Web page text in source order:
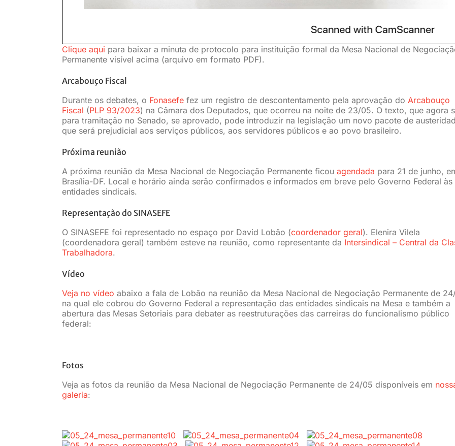
Clique aqui para baixar a minuta de protocolo para instituição formal da Mesa Nacional de
Permanente visível acima (arquivo em formato PDF).
Arcabouço Fiscal
Durante os debates, o Fonasefefez um registro de descontentamento pela aprovação do Arcabouço
Fiscal (PLP 93/2023) na Câmara dos Deputados, que ocorreu na noite de 23/05. O texto, que agora
para tramitação no Senado, se aprovado, pode introduzir na legislação um novo pacote de
que será prejudicial aos serviços públicos, aos servidores públicos e ao povo brasileiro.
Próxima reunião
A próxima reunião da Mesa Nacional de Negociação Permanente ficou agendada para 21 de junho,
Brasília-DF. Local e horário ainda serão confirmados e informados em breve pelo Governo Federal às
entidades sindicais.
Representação do SINASEFE
O SINASEFE foi representado no espaço por David Lobão (coordenador geral). Elenira Vilela
(coordenadora geral) também esteve na reunião, como representante da Intersindical – Central da
Trabalhadora.
Vídeo
Veja no vídeo abaixo a fala de Lobão na reunião da Mesa Nacional de Negociação Permanente de
na qual ele cobrou do Governo Federal a representação das entidades sindicais na Mesa e também a
abertura das Mesas Setoriais para debater as reestruturações das carreiras do funcionalismo público
federal:
Fotos
Veja as fotos da reunião da Mesa Nacional de Negociação Permanente de 24/05 disponíveis em
galeria: